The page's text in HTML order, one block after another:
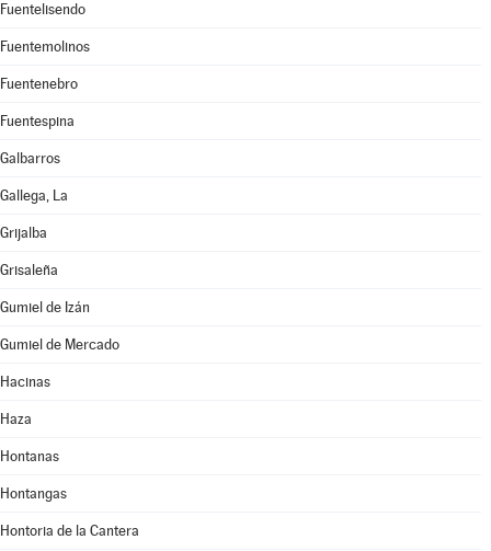
Fuentelisendo
Fuentemolinos
Fuentenebro
Fuentespina
Galbarros
Gallega, La
Grijalba
Grisaleña
Gumiel de Izán
Gumiel de Mercado
Hacinas
Haza
Hontanas
Hontangas
Hontoria de la Cantera